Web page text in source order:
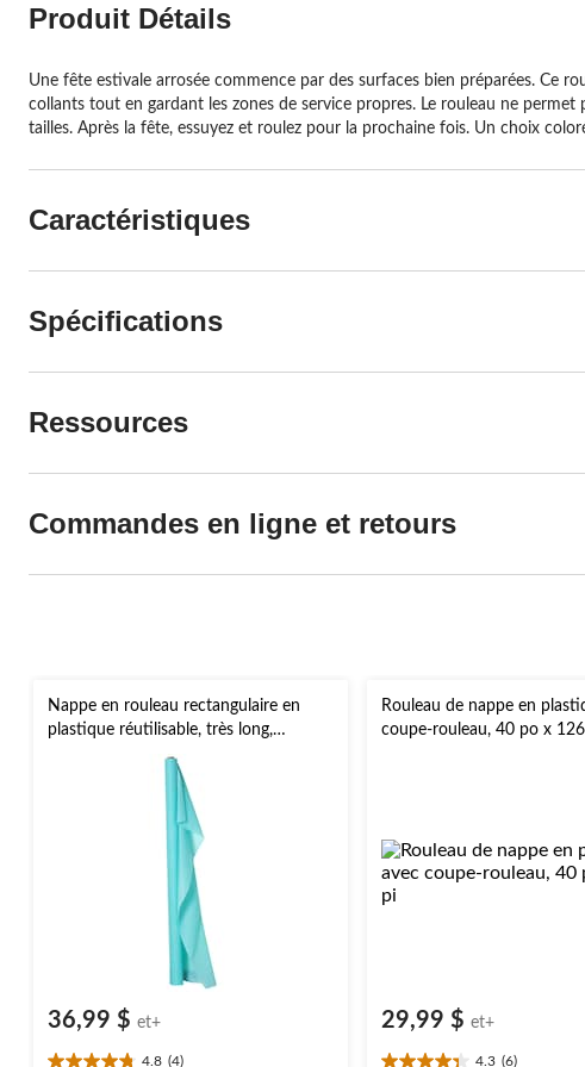
Produit Détails
Une fête estivale arrosée commence par des surfaces bien préparées. Ce
collants tout en gardant les zones de service propres. Le rouleau ne
tailles. Après la fête, essuyez et roulez pour la prochaine fois. Un choix
Caractéristiques
Spécifications
Ressources
Commandes en ligne et retours
Nappe en rouleau rectangulaire en
plastique réutilisable, très long,
couleurs variées, 40 x 250 pi, pour
Noël, Action de grâce, jour de l'An,
36,99 $ et+
4.8 (4)
Rouleau de nappe en
coupe-rouleau, 40 po x
29,99 $ et+
4.3 (6)